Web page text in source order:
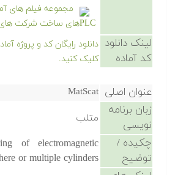
مجموعه فیلم های
PLCهای ساخت شرکت های Omron و Keyence
لینک دانلود
کد آماده
کلیک کنید.
عنوان اصلی MatScat
زبان برنامه
نویسی
متلب
چکیده /
توضیح
of electromagnetic
or multiple cylinders.